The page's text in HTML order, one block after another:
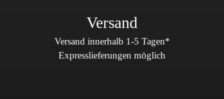
Versand
Versand innerhalb 1-5 Tagen*
Expresslieferungen möglich